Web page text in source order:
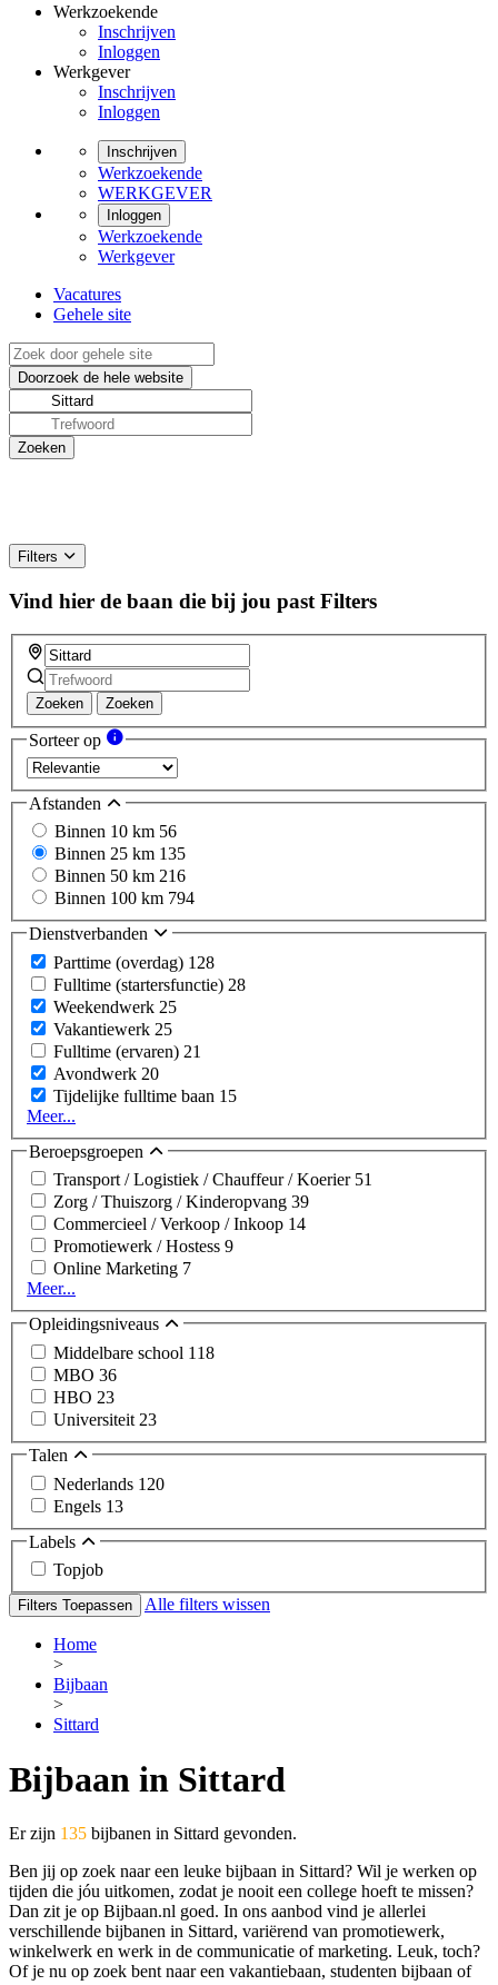
Werkzoekende
Inschrijven
Inloggen
Werkgever
Inschrijven
Inloggen
Inschrijven
Werkzoekende
WERKGEVER
Inloggen
Werkzoekende
Werkgever
Vacatures
Gehele site
Filters
Vind hier de baan die bij jou past Filters
Zoeken Zoeken
Sorteer op
Afstanden
Binnen 10 km 56
Binnen 25 km 135
Binnen 50 km 216
Binnen 100 km 794
Dienstverbanden
Parttime (overdag) 128
Fulltime (startersfunctie) 28
Weekendwerk 25
Vakantiewerk 25
Fulltime (ervaren) 21
Avondwerk 20
Tijdelijke fulltime baan 15
Meer...
Beroepsgroepen
Transport / Logistiek / Chauffeur / Koerier 51
Zorg / Thuiszorg / Kinderopvang 39
Commercieel / Verkoop / Inkoop 14
Promotiewerk / Hostess 9
Online Marketing 7
Meer...
Opleidingsniveaus
Middelbare school 118
MBO 36
HBO 23
Universiteit 23
Talen
Nederlands 120
Engels 13
Labels
Topjob
Filters Toepassen Alle filters wissen
Home
>
Bijbaan
>
Sittard
Bijbaan in Sittard
Er zijn 135 bijbanen in Sittard gevonden.
Ben jij op zoek naar een leuke bijbaan in Sittard? Wil je werken op
tijden die jóu uitkomen, zodat je nooit een college hoeft te missen?
Dan zit je op Bijbaan.nl goed. In ons aanbod vind je allerlei
verschillende bijbanen in Sittard, variërend van promotiewerk,
winkelwerk en werk in de communicatie of marketing. Leuk, toch?
Of je nu op zoek bent naar een vakantiebaan, studenten bijbaan of